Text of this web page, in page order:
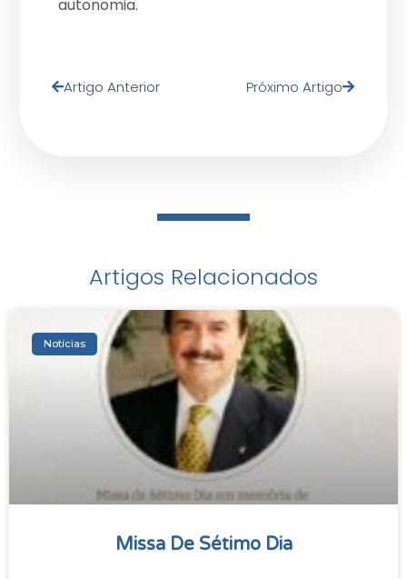
autonomia.
Artigo Anterior Próximo Artigo
Artigos Relacionados
Notícias
Missa De Sétimo Dia